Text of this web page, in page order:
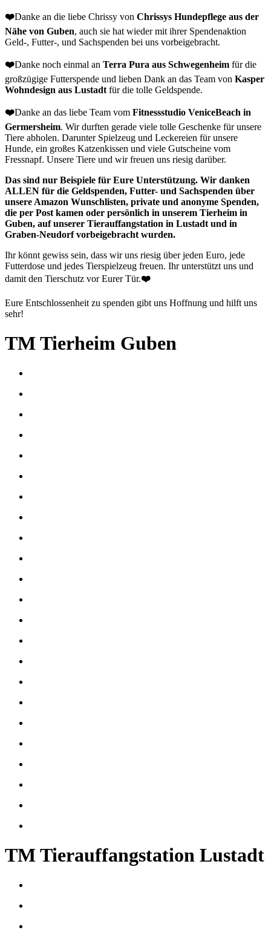
❤️Danke an die liebe Chrissy von Chrissys Hundepflege aus der
Nähe von Guben, auch sie hat wieder mit ihrer Spendenaktion
Geld-, Futter-, und Sachspenden bei uns vorbeigebracht.
❤️Danke noch einmal an Terra Pura aus Schwegenheim für die
großzügige Futterspende und lieben Dank an das Team von Kasper
Wohndesign aus Lustadt für die tolle Geldspende.
❤️Danke an das liebe Team vom Fitnessstudio VeniceBeach in
Germersheim. Wir durften gerade viele tolle Geschenke für unsere
Tiere abholen. Darunter Spielzeug und Leckereien für unsere
Hunde, ein großes Katzenkissen und viele Gutscheine vom
Fressnapf. Unsere Tiere und wir freuen uns riesig darüber.
Das sind nur Beispiele für Eure Unterstützung. Wir danken
ALLEN für die Geldspenden, Futter- und Sachspenden über
unsere Amazon Wunschlisten, private und anonyme Spenden,
die per Post kamen oder persönlich in unserem Tierheim in
Guben, auf unserer Tierauffangstation in Lustadt und in
Graben-Neudorf vorbeigebracht wurden.
Ihr könnt gewiss sein, dass wir uns riesig über jeden Euro, jede
Futterdose und jedes Tierspielzeug freuen. Ihr unterstützt uns und
damit den Tierschutz vor Eurer Tür.❤️
Eure Entschlossenheit zu spenden gibt uns Hoffnung und hilft uns
sehr!
TM Tierheim Guben
TM Tierauffangstation Lustadt